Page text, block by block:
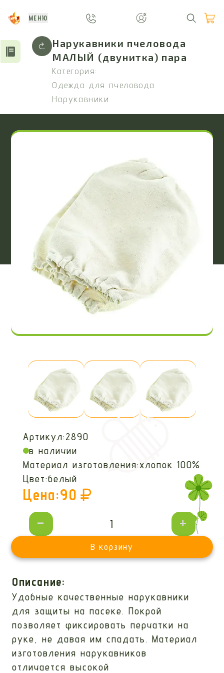
МЕНЮ
Нарукавники пчеловода
МАЛЫЙ (двунитка) пара
Категория:
Одежда для пчеловода
Нарукавники
Артикул:2890
в наличии
Материал изготовления:хлопок 100%
Цвет:белый
Цена:90
- +
В корзину
Описание:
Удобные качественные нарукавники
для защиты на пасеке. Покрой
позволяет фиксировать перчатки на
руке, не давая им спадать. Материал
изготовления нарукавников
отличается высокой